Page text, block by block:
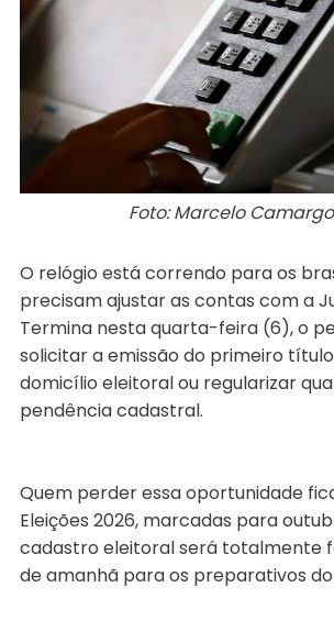
Foto: Marcelo
O relógio está correndo para os
precisam ajustar as contas com a
Termina nesta quarta-feira (6), o
solicitar a emissão do primeiro
domicílio eleitoral ou regularizar
pendência cadastral.
Quem perder essa oportunidade
Eleições 2026, marcadas para
cadastro eleitoral será totalmente
de amanhã para os preparativos